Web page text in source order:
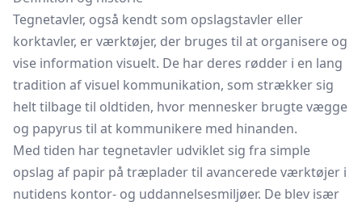
Tegnetavler, også kendt som opslagstavler eller
korktavler, er værktøjer, der bruges til at organisere og
vise information visuelt. De har deres rødder i en lang
tradition af visuel kommunikation, som strækker sig
helt tilbage til oldtiden, hvor mennesker brugte vægge
og papyrus til at kommunikere med hinanden.
Med tiden har tegnetavler udviklet sig fra simple
opslag af papir på træplader til avancerede værktøjer i
nutidens kontor- og uddannelsesmiljøer. De blev især